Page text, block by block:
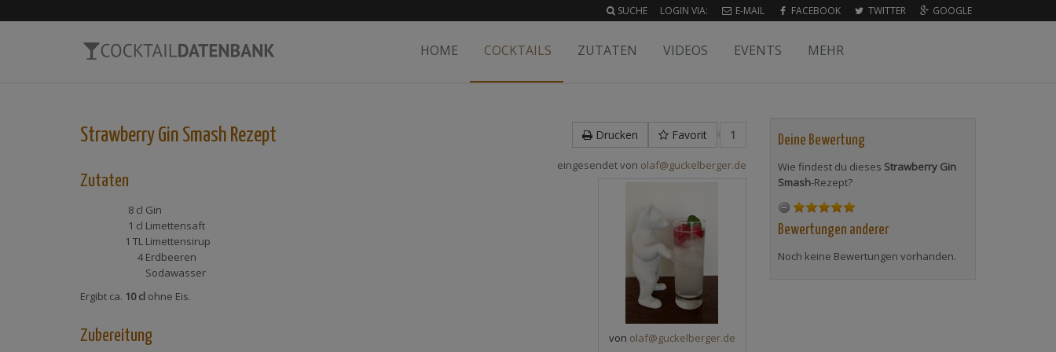
SUCHE LOGIN VIA: E-MAIL FACEBOOK TWITTER GOOGLE
HOME COCKTAILS ZUTATEN VIDEOS EVENTS MEHR
Drucken Favorit 1
Strawberry Gin Smash Rezept
eingesendet von olaf@guckelberger.de
von olaf@guckelberger.de
Zutaten
8 cl Gin
1 cl Limettensaft
1 TL Limettensirup
4 Erdbeeren
Sodawasser
Ergibt ca. 10 cl ohne Eis.
Zubereitung
Deine Bewertung
Wie findest du dieses Strawberry Gin
Smash-Rezept?
Bewertungen anderer
Noch keine Bewertungen vorhanden.